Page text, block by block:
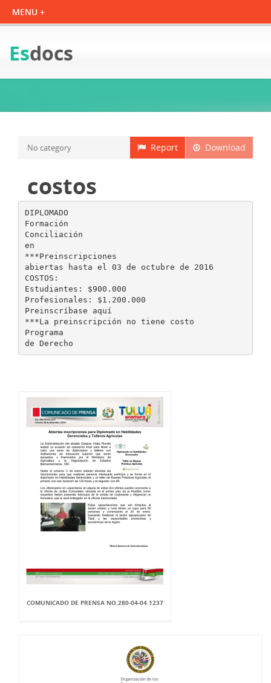
Esdocs
Download
Report
No category
costos
DIPLOMADO
Formación
Conciliación
en
***Preinscripciones
abiertas hasta el 03 de octubre de 2016
COSTOS:
Estudiantes: $900.000
Profesionales: $1.200.000
Preinscríbase aquí
***La preinscripción no tiene costo
Programa
COMUNICADO DE PRENSA NO.280-04-04.1237